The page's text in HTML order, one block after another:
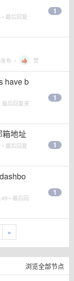
• 最后回复
1
发布 • 赞
have b
最后回复来
1
箱地址
• 最后回复
1
• 最后回
1
»
浏览全部节点